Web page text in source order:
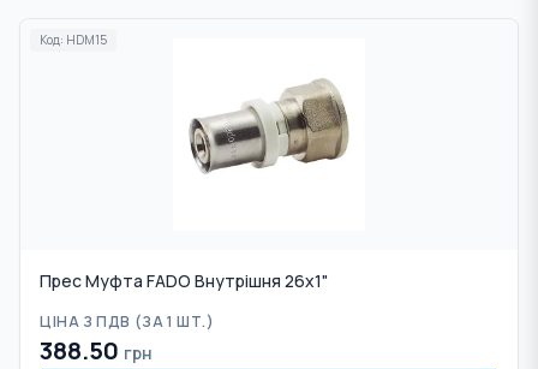
Код: HDM15
Прес Муфта FADO Внутрішня 26х1"
ЦІНА З ПДВ (ЗА 1 ШТ.)
388.50 грн